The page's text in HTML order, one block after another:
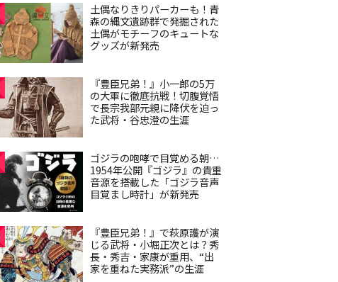
土偶なりきりパーカーも！青
森の縄文遺跡群で発掘された
土偶がモチーフのキュートな
グッズが新発売
『豊臣兄弟！』小一郎の5万
の大軍に徹底抗戦！切腹覚悟
で長宗我部元親に降伏を迫っ
た武将・谷忠澄の生涯
ゴジラの咆哮で目覚める朝…
1954年公開『ゴジラ』の貴重
音源を搭載した「ゴジラ音声
目覚まし時計」が新発売
『豊臣兄弟！』で萩原護が演
じる武将・小堀正次とは？秀
長・秀吉・家康が重用、“出
家を重ねた実務派”の生涯